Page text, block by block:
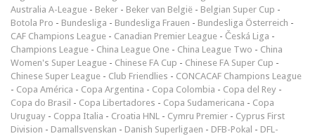
Australia A-League - Beker - Beker van België - Belgian Super Cup -
Botola Pro - Bundesliga - Bundesliga Frauen - Bundesliga Österreich -
CAF Champions League - Canadian Premier League - Česká Liga -
Champions League - China League One - China League Two - China
Women's Super League - Chinese FA Cup - Chinese FA Super Cup -
Chinese Super League - Club Friendlies - CONCACAF Champions League
- Copa América - Copa Argentina - Copa Colombia - Copa del Rey -
Copa do Brasil - Copa Libertadores - Copa Sudamericana - Copa
Uruguay - Coppa Italia - Croatia HNL - Cymru Premier - Cyprus First
Division - Damallsvenskan - Danish Superligaen - DFB-Pokal - DFL-